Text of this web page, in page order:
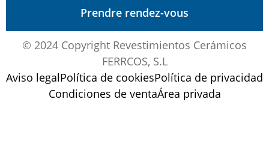
Prendre rendez-vous
© 2024 Copyright Revestimientos Cerámicos
FERRCOS, S.L
Aviso legalPolítica de cookiesPolítica de privacidad
Condiciones de ventaÁrea privada